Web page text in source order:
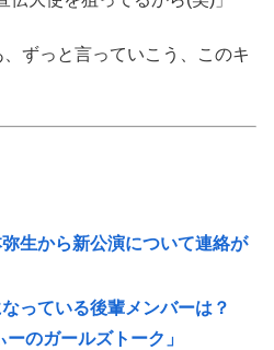
ずっと言っていこう、このキ
生から新公演について連絡が
っている後輩メンバーは？
ーのガールズトーク」